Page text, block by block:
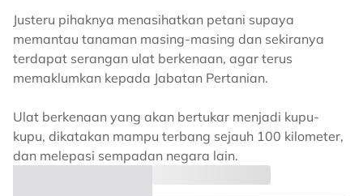
Justeru pihaknya menasihatkan petani supaya
memantau tanaman masing-masing dan sekiranya
terdapat serangan ulat berkenaan, agar terus
memaklumkan kepada Jabatan Pertanian.
Ulat berkenaan yang akan bertukar menjadi kupu-
kupu, dikatakan mampu terbang sejauh 100 kilometer,
dan melepasi sempadan negara lain.